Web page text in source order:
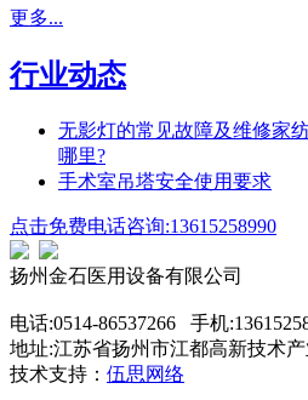
更多...
行业动态
无影灯的常见故障及维修家
哪里?
手术室吊塔安全使用要求
点击免费电话咨询:13615258990
扬州金石医用设备有限公司
电话:0514-86537266 手机
地址:江苏省扬州市江都高新技术
技术支持： 伍思网络